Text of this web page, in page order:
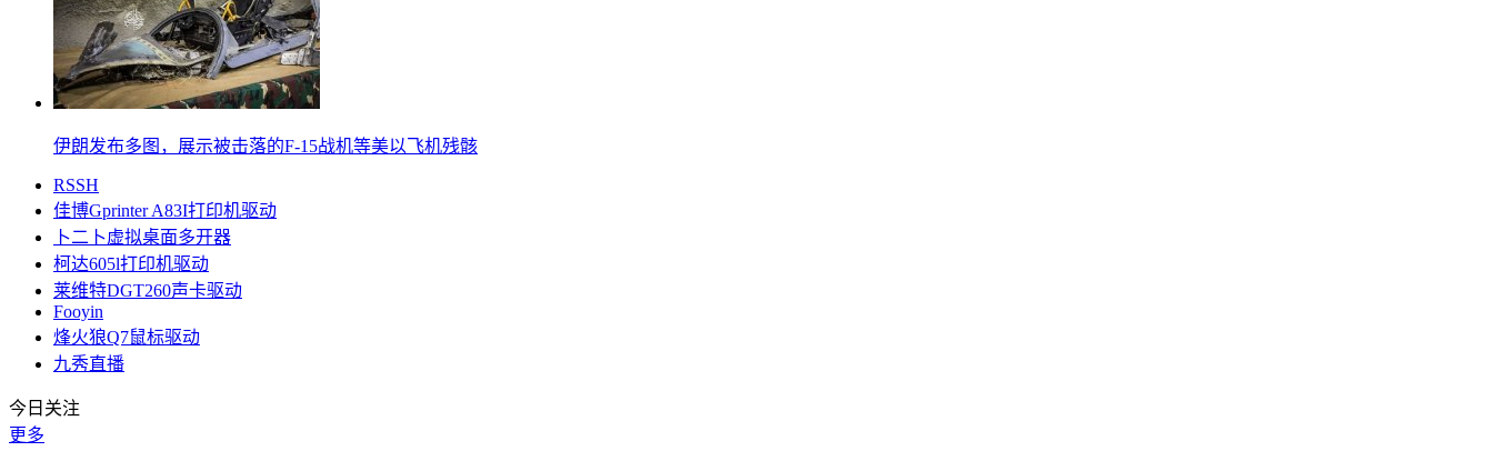
伊朗发布多图，展示被击落的F-15战机等美以飞机残骸
RSSH
佳博Gprinter A83I打印机驱动
卜二卜虚拟桌面多开器
柯达605l打印机驱动
莱维特DGT260声卡驱动
Fooyin
烽火狼Q7鼠标驱动
九秀直播
今日关注
更多